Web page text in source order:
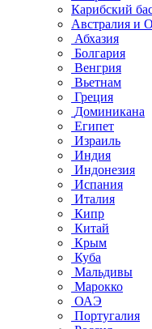
Карибский
Австралия и
Абхазия
Болгария
Венгрия
Вьетнам
Греция
Доминикана
Египет
Израиль
Индия
Индонезия
Испания
Италия
Кипр
Китай
Крым
Куба
Мальдивы
Марокко
ОАЭ
Португалия